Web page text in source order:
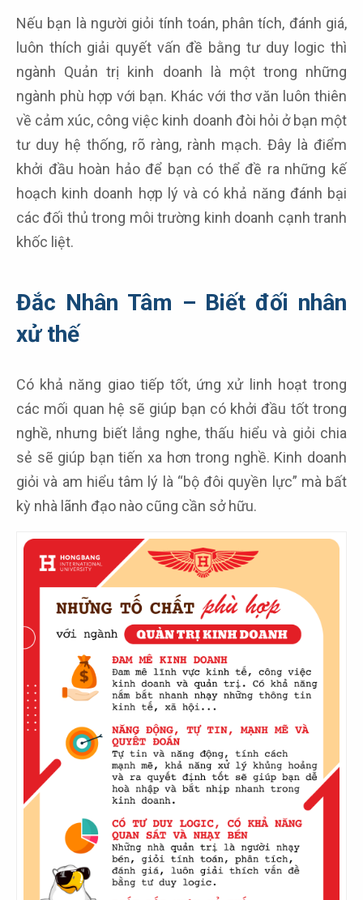
Nếu bạn là người giỏi tính toán, phân tích, đánh giá,
luôn thích giải quyết vấn đề bằng tư duy logic thì
ngành Quản trị kinh doanh là một trong những
ngành phù hợp với bạn. Khác với thơ văn luôn thiên
về cảm xúc, công việc kinh doanh đòi hỏi ở bạn một
tư duy hệ thống, rõ ràng, rành mạch. Đây là điểm
khởi đầu hoàn hảo để bạn có thể đề ra những kế
hoạch kinh doanh hợp lý và có khả năng đánh bại
các đối thủ trong môi trường kinh doanh cạnh tranh
khốc liệt.
Đắc Nhân Tâm – Biết đối nhân
xử thế
Có khả năng giao tiếp tốt, ứng xử linh hoạt trong
các mối quan hệ sẽ giúp bạn có khởi đầu tốt trong
nghề, nhưng biết lắng nghe, thấu hiểu và giỏi chia
sẻ sẽ giúp bạn tiến xa hơn trong nghề. Kinh doanh
giỏi và am hiểu tâm lý là “bộ đôi quyền lực” mà bất
kỳ nhà lãnh đạo nào cũng cần sở hữu.